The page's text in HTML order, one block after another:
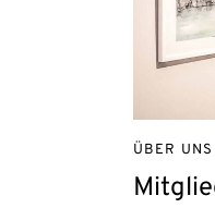
ÜBER UNS